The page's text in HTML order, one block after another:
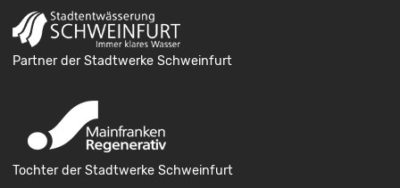
Partner der Stadtwerke Schweinfurt
Tochter der Stadtwerke Schweinfurt